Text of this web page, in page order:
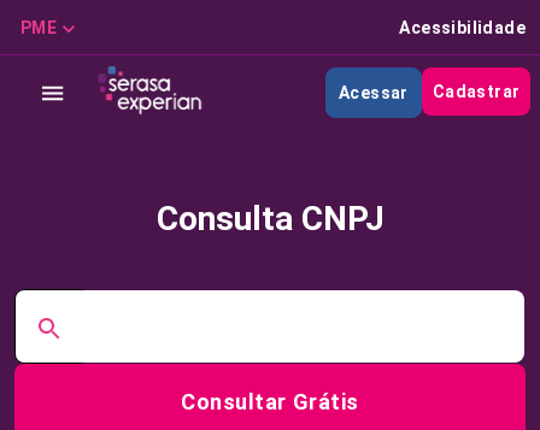
PME Acessibilidade
Acessar Cadastrar
Consulta CNPJ
Consultar Grátis